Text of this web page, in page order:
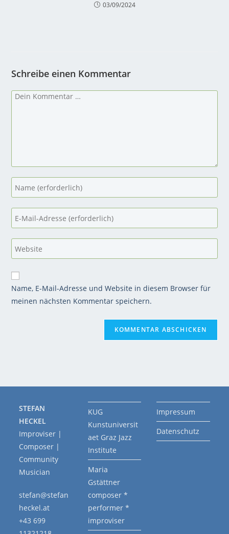
03/09/2024
Schreibe einen Kommentar
Name, E-Mail-Adresse und Website in diesem Browser für
meinen nächsten Kommentar speichern.
STEFAN
HECKEL
Improviser |
Composer |
Community
Musician
stefan@stefan
heckel.at
+43 699
KUG
Kunstuniversit
aet Graz Jazz
Institute
Maria
Gstättner
composer *
performer *
improviser
Impressum
Datenschutz